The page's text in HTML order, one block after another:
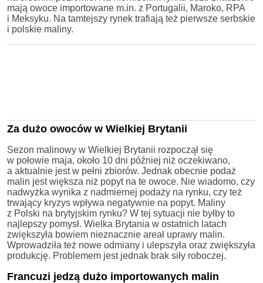
mają owoce importowane m.in. z Portugalii, Maroko, RPA
i Meksyku. Na tamtejszy rynek trafiają też pierwsze serbskie
i polskie maliny.
Za dużo owoców w Wielkiej Brytanii
Sezon malinowy w Wielkiej Brytanii rozpoczął się
w połowie maja, około 10 dni później niż oczekiwano,
a aktualnie jest w pełni zbiorów. Jednak obecnie podaż
malin jest większa niż popyt na te owoce. Nie wiadomo, czy
nadwyżka wynika z nadmiernej podaży na rynku, czy też
trwający kryzys wpływa negatywnie na popyt. Maliny
z Polski na brytyjskim rynku? W tej sytuacji nie byłby to
najlepszy pomysł. Wielka Brytania w ostatnich latach
zwiększyła bowiem nieznacznie areał uprawy malin.
Wprowadziła też nowe odmiany i ulepszyła oraz zwiększyła
produkcję. Problemem jest jednak brak siły roboczej.
Francuzi jedzą dużo importowanych malin